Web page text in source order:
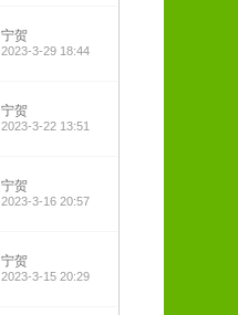
宁贺
2023-3-29 18:44
宁贺
2023-3-22 13:51
宁贺
2023-3-16 20:57
宁贺
2023-3-15 20:29